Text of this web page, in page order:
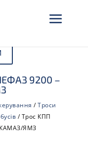
9200 –
/Троси
/ Трос КПП
КАМАЗ/ЯМЗ